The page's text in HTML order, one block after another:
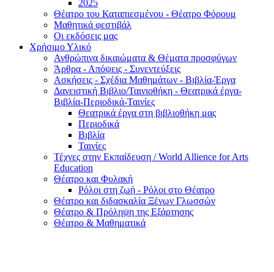
2025
Θέατρο του Καταπιεσμένου - Θέατρο Φόρουμ
Μαθητικά φεστιβάλ
Οι εκδόσεις μας
Χρήσιμο Υλικό
Ανθρώπινα δικαιώματα & Θέματα προσφύγων
Άρθρα - Απόψεις - Συνεντεύξεις
Ασκήσεις - Σχέδια Μαθημάτων - Βιβλία-Έργα
Δανειστική Βιβλιο/Ταινιοθήκη - Θεατρικά έργα-
Βιβλία-Περιοδικά-Ταινίες
Θεατρικά έργα στη βιβλιοθήκη μας
Περιοδικά
Βιβλία
Ταινίες
Τέχνες στην Εκπαίδευση / World Allience for Arts
Education
Θέατρο και Φυλακή
Ρόλοι στη ζωή - Ρόλοι στο Θέατρο
Θέατρο και διδασκαλία Ξένων Γλωσσών
Θέατρο & Πρόληψη της Εξάρτησης
Θέατρο & Μαθηματικά